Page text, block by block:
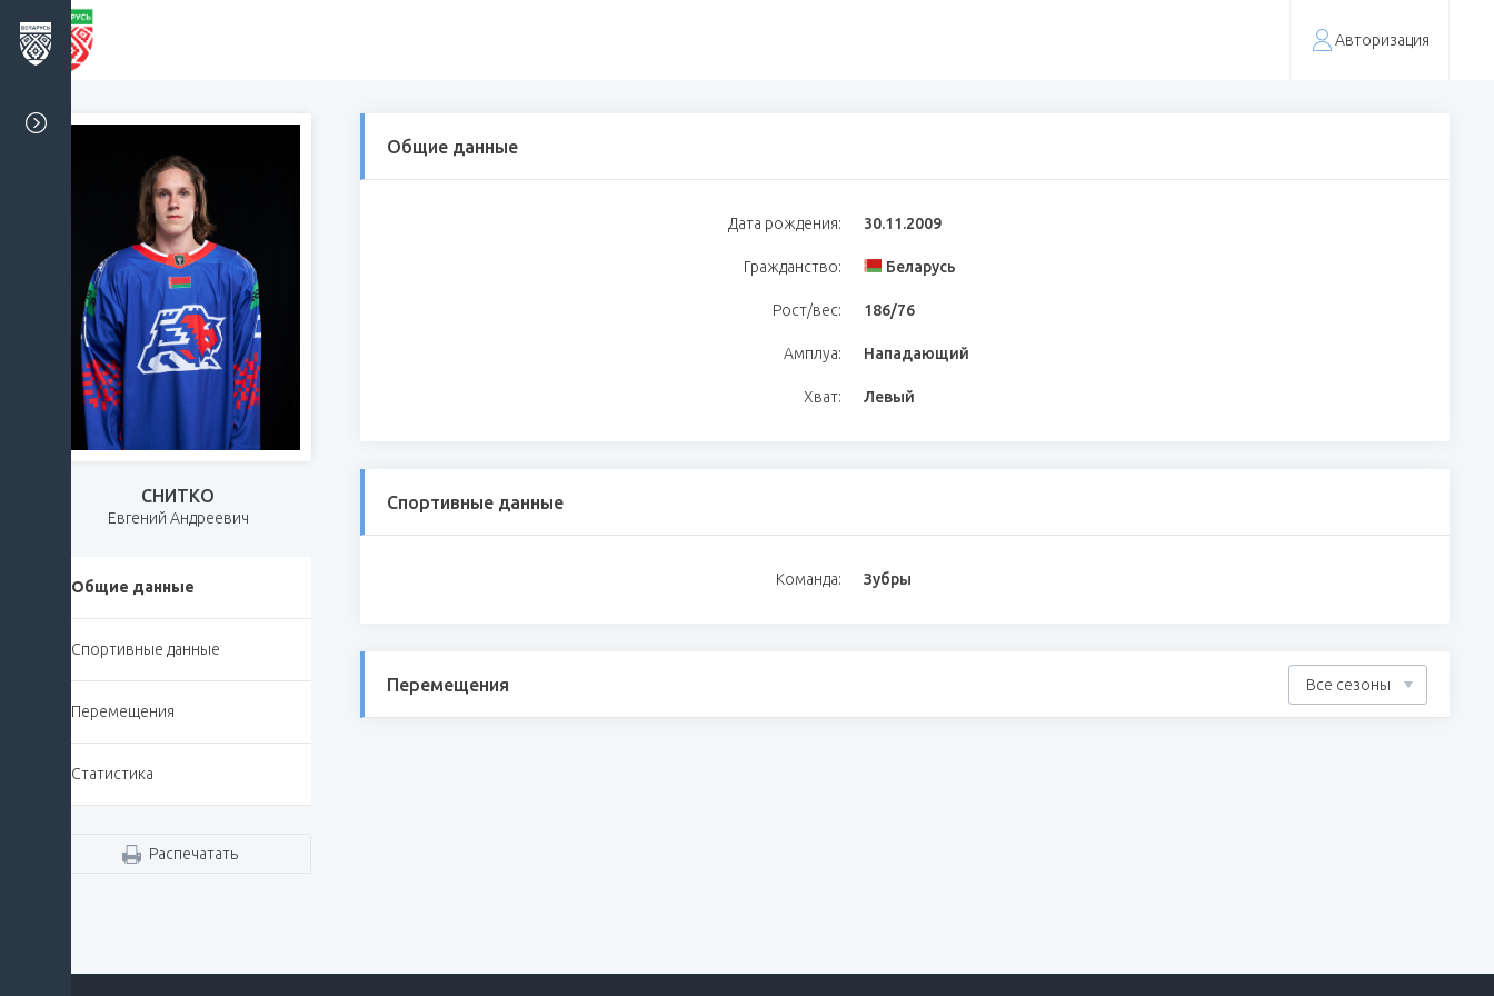
Авторизация
СНИТКО
Евгений Андреевич
Общие данные
Спортивные данные
Перемещения
Статистика
Распечатать
Общие данные
Дата рождения: 30.11.2009
Гражданство: Беларусь
Рост/вес: 186/76
Амплуа: Нападающий
Хват: Левый
Спортивные данные
Команда: Зубры
Перемещения Все сезоны